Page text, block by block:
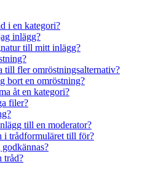
i en kategori?
inlägg?
till mitt inlägg?
till fler omröstningsalternativ?
bort en omröstning?
åt en kategori?
filer?
till en moderator?
i trådformuläret till för?
tråd?